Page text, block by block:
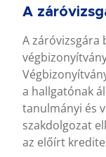
A
A záróvizsgára
a hallgatónak
tanulmányi és
szakdolgozat
az előírt